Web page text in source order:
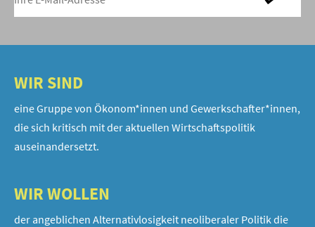
WIR SIND
eine Gruppe von Ökonom*innen und Gewerkschafter*innen,
die sich kritisch mit der aktuellen Wirtschaftspolitik
auseinandersetzt.
WIR WOLLEN
der angeblichen Alternativlosigkeit neoliberaler Politik die